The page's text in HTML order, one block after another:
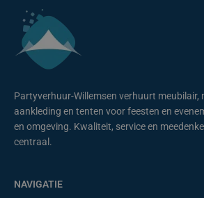
Partyverhuur-Willemsen verhuurt meubilair,
aankleding en tenten voor feesten en
en omgeving. Kwaliteit, service en
centraal.
NAVIGATIE